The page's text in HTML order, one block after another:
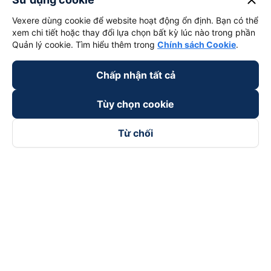
Vexere dùng cookie để website hoạt động ổn định. Bạn có thể
xem chi tiết hoặc thay đổi lựa chọn bất kỳ lúc nào trong phần
Quản lý cookie. Tìm hiểu thêm trong Chính sách Cookie.
Chấp nhận tất cả
Tùy chọn cookie
Từ chối